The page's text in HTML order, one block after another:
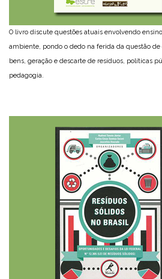
O livro discute questões atuais envolvendo
ambiente, pondo o dedo na ferida da questão
bens, geração e descarte de resíduos, políticas
pedagogia.